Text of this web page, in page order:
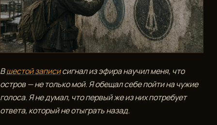
DEVBLOG
NPC
ИНФОРМАЦИЯ
ЛЕТОПИСЬ
МИРА
Вшестой записисигнал из эфира научил меня, что
остров — не только мой. Я обещал себе пойти на чужие
голоса. Я не думал, что первый же из них потребует
ответа, который не отыграть назад.